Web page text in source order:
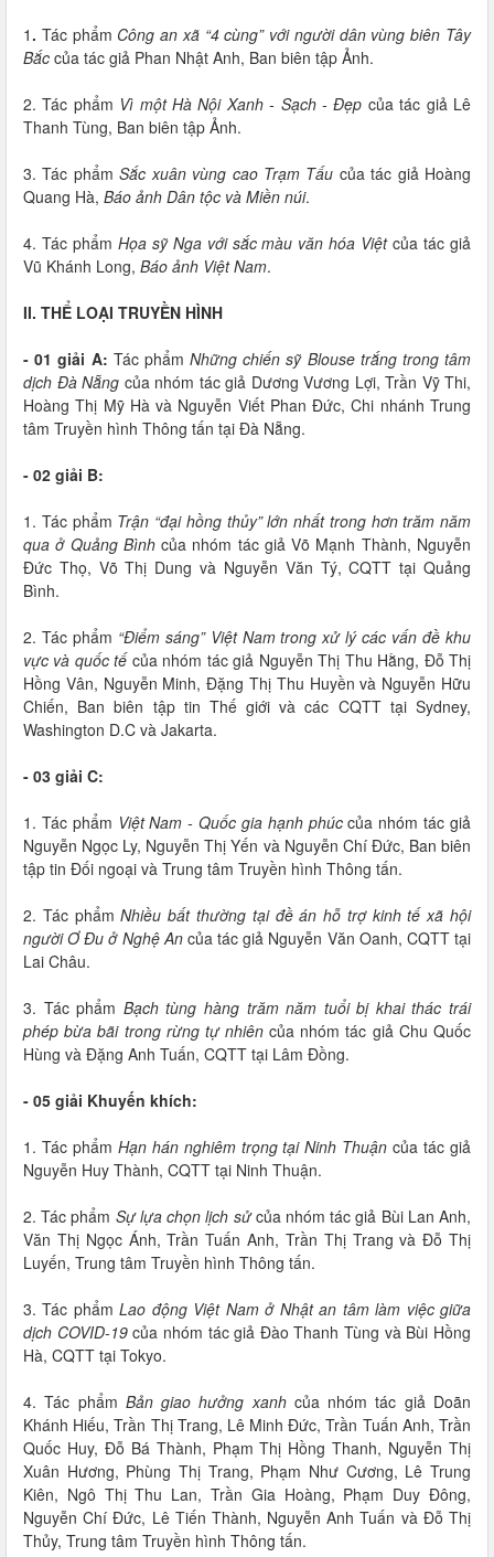
1 . Tác phẩm Công an xã “4 cùng” với người dân vùng biên Tây
Bắc của tác giả Phan Nhật Anh, Ban biên tập Ảnh.
2. Tác phẩm Vì một Hà Nội Xanh - Sạch - Đẹp của tác giả Lê
Thanh Tùng, Ban biên tập Ảnh.
3. Tác phẩmSắc xuân vùng cao Trạm Tấu của tác giả Hoàng
Quang Hà, Báo ảnh Dân tộc và Miền núi.
4. Tác phẩm Họa sỹ Nga với sắc màu văn hóa Việtcủa tác giả
Vũ Khánh Long, Báo ảnh Việt Nam.
II. THỂ LOẠI TRUYỀN HÌNH
- 01 giải A: Tác phẩm Những chiến sỹ Blouse trắng trong tâm
dịch Đà Nẵng của nhóm tác giả Dương Vương Lợi, Trần Vỹ Thi,
Hoàng Thị Mỹ Hà và Nguyễn Viết Phan Đức, Chi nhánh Trung
tâm Truyền hình Thông tấn tại Đà Nẵng.
- 02 giải B:
1. Tác phẩm Trận “đại hồng thủy” lớn nhất trong hơn trăm năm
qua ở Quảng Bìnhcủa nhóm tác giả Võ Mạnh Thành, Nguyễn
Đức Thọ, Võ Thị Dung và Nguyễn Văn Tý, CQTT tại Quảng
Bình.
2. Tác phẩm “Điểm sáng” Việt Nam trong xử lý các vấn đề khu
vực và quốc tếcủa nhóm tác giả Nguyễn Thị Thu Hằng, Đỗ Thị
Hồng Vân, Nguyễn Minh, Đặng Thị Thu Huyền và Nguyễn Hữu
Chiến, Ban biên tập tin Thế giới và các CQTT tại Sydney,
Washington D.C và Jakarta.
- 03 giải C:
1. Tác phẩm Việt Nam - Quốc gia hạnh phúccủa nhóm tác giả
Nguyễn Ngọc Ly, Nguyễn Thị Yến và Nguyễn Chí Đức, Ban biên
tập tin Đối ngoại và Trung tâm Truyền hình Thông tấn.
2. Tác phẩmNhiều bất thường tại đề án hỗ trợ kinh tế xã hội
người Ơ Đu ở Nghệ Ancủa tác giả Nguyễn Văn Oanh, CQTT tại
Lai Châu.
3. Tác phẩm Bạch tùng hàng trăm năm tuổi bị khai thác trái
phép bừa bãi trong rừng tự nhiên của nhóm tác giả Chu Quốc
Hùng và Đặng Anh Tuấn, CQTT tại Lâm Đồng.
- 05 giải Khuyến khích:
1. Tác phẩm Hạn hán nghiêm trọng tại Ninh Thuận của tác giả
Nguyễn Huy Thành, CQTT tại Ninh Thuận.
2. Tác phẩm Sự lựa chọn lịch sửcủa nhóm tác giả Bùi Lan Anh,
Văn Thị Ngọc Ánh, Trần Tuấn Anh, Trần Thị Trang và Đỗ Thị
Luyến, Trung tâm Truyền hình Thông tấn.
3. Tác phẩmLao động Việt Nam ở Nhật an tâm làm việc giữa
dịch COVID-19của nhóm tác giả Đào Thanh Tùng và Bùi Hồng
Hà, CQTT tại Tokyo.
4. Tác phẩm Bản giao hưởng xanhcủa nhóm tác giả Doãn
Khánh Hiếu, Trần Thị Trang, Lê Minh Đức, Trần Tuấn Anh, Trần
Quốc Huy, Đỗ Bá Thành, Phạm Thị Hồng Thanh, Nguyễn Thị
Xuân Hương, Phùng Thị Trang, Phạm Như Cương, Lê Trung
Kiên, Ngô Thị Thu Lan, Trần Gia Hoàng, Phạm Duy Đông,
Nguyễn Chí Đức, Lê Tiến Thành, Nguyễn Anh Tuấn và Đỗ Thị
Thủy, Trung tâm Truyền hình Thông tấn.